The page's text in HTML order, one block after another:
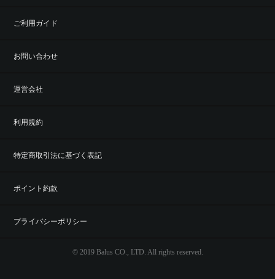
ご利用ガイド
お問い合わせ
運営会社
利用規約
特定商取引法に基づく表記
ポイント約款
プライバシーポリシー
© 2019 Balus CO., LTD. All rights reserved.